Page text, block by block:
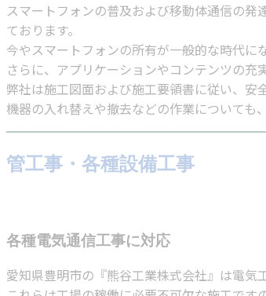
スマートフォンの普及および移動体通信の
ております。
今やスマートフォンの所有が一般的な時代に
さらに、アプリケーションやコンテンツの充
弊社は施工図面および施工要領書に従い、安
機器の入れ替えや撤去などの作業についても
管工事・各種設備工事
各種電気通信工事に対応
愛知県豊明市の『熊谷工業株式会社』は電気